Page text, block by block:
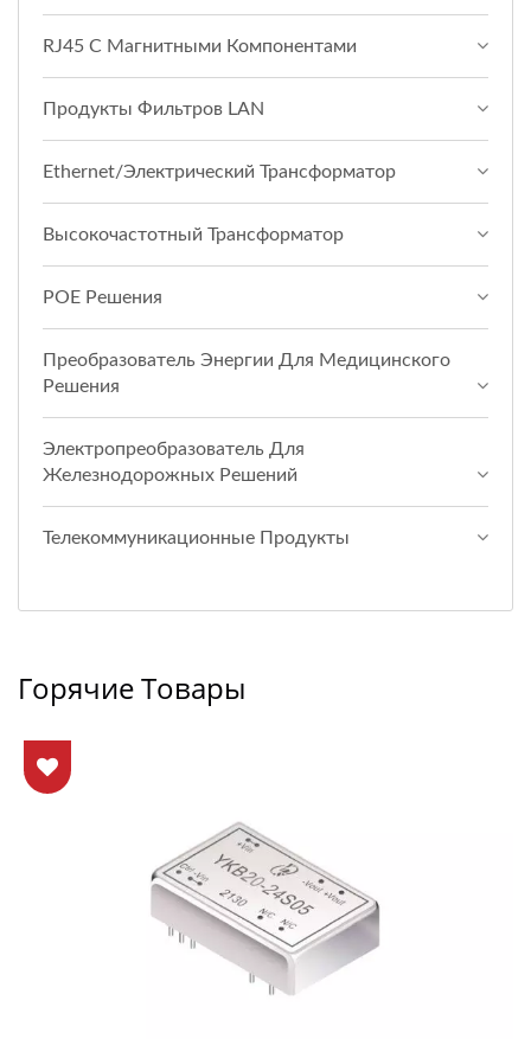
RJ45 С Магнитными Компонентами
Продукты Фильтров LAN
Ethernet/Электрический Трансформатор
Высокочастотный Трансформатор
POE Решения
Преобразователь Энергии Для Медицинского
Решения
Электропреобразователь Для
Железнодорожных Решений
Телекоммуникационные Продукты
Горячие Товары